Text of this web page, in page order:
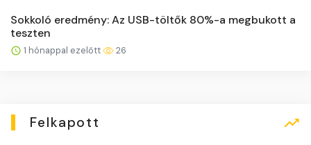
Sokkoló eredmény: Az USB-töltők 80%-a megbukott a
teszten
1 hónappal ezelőtt 26
Felkapott